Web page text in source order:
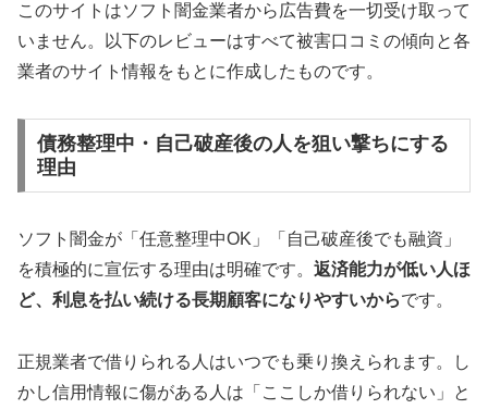
このサイトはソフト闇金業者から広告費を一切受け取って
いません。以下のレビューはすべて被害口コミの傾向と各
業者のサイト情報をもとに作成したものです。
債務整理中・自己破産後の人を狙い撃ちにする
理由
ソフト闇金が「任意整理中OK」「自己破産後でも融資」
を積極的に宣伝する理由は明確です。 返済能力が低い人ほ
ど、利息を払い続ける長期顧客になりやすいからです。
正規業者で借りられる人はいつでも乗り換えられます。し
かし信用情報に傷がある人は「ここしか借りられない」と